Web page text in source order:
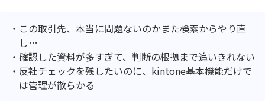
この取引先、本当に問題ないのかまた検索からやり直
し…
確認した資料が多すぎて、判断の根拠まで追いきれない
反社チェックを残したいのに、kintone基本機能だけで
は管理が散らかる